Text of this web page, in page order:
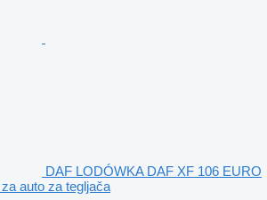
DAF LODÓWKA DAF XF 106 EURO
auto za tegljača